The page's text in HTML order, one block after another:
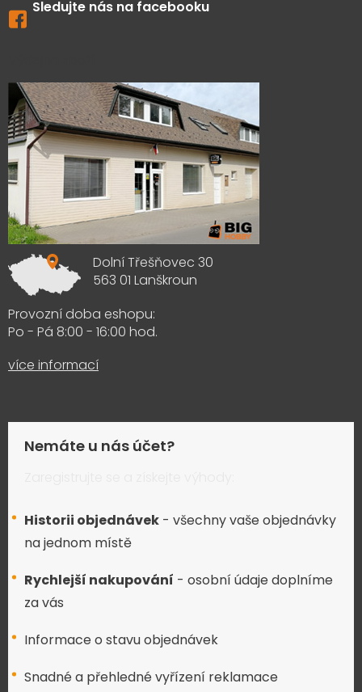
Sledujte nás na facebooku
Dolní Třešňovec 30
563 01 Lanškroun
Provozní doba eshopu:
Po - Pá 8:00 - 16:00 hod.
více informací
Nemáte u nás účet?
Historii objednávek - všechny vaše objednávky
na jednom místě
Rychlejší nakupování - osobní údaje doplníme
za vás
Informace o stavu objednávek
Snadné a přehledné vyřízení reklamace